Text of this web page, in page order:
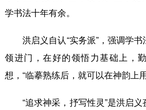
学书法十年有余。
洪启义自认“实务派”，强调学书
领进门，在好的领悟力基础上，
想，“临摹熟练后，就可以在神韵上用
“追求神采，抒写性灵”是洪启义